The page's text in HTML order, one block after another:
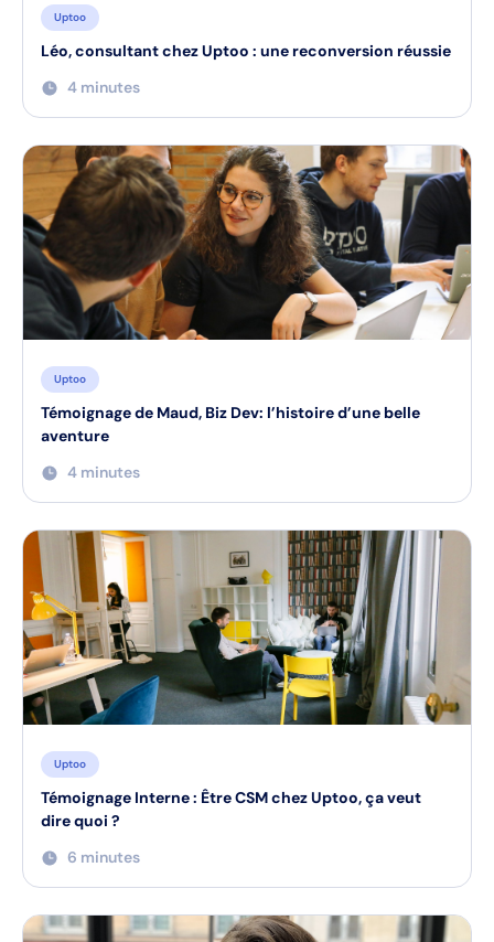
Uptoo
Léo, consultant chez Uptoo : une reconversion réussie
4 minutes
Uptoo
Témoignage de Maud, Biz Dev: l’histoire d’une belle
aventure
4 minutes
Uptoo
Témoignage Interne : Être CSM chez Uptoo, ça veut
dire quoi ?
6 minutes